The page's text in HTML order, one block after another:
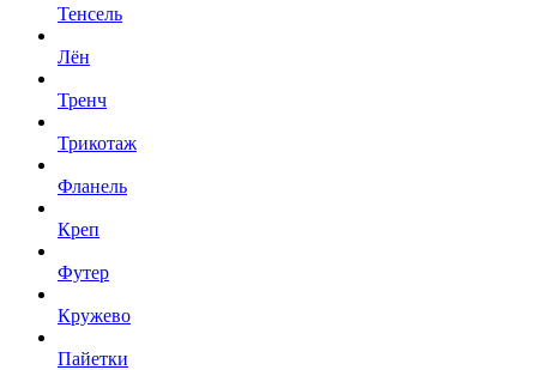
Тенсель
Лён
Тренч
Трикотаж
Фланель
Креп
Футер
Кружево
Пайетки